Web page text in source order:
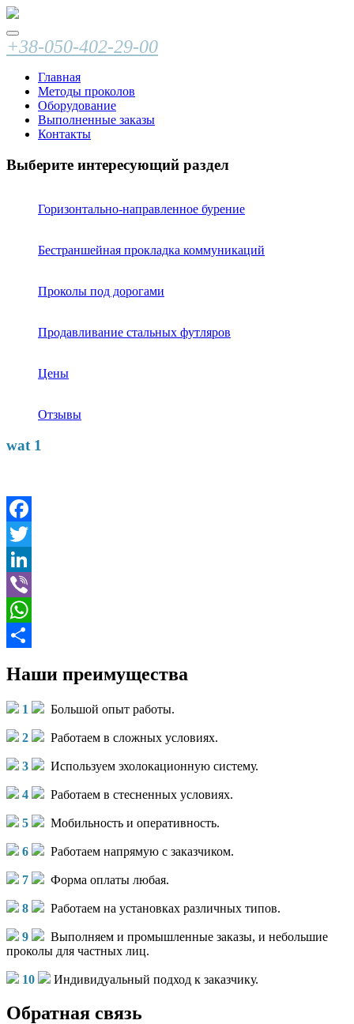
+38-050-402-29-00
Главная
Методы проколов
Оборудование
Выполненные заказы
Контакты
Выберите интересующий раздел
Горизонтально-направленное бурение
Бестраншейная прокладка коммуникаций
Проколы под дорогами
Продавливание стальных футляров
Цены
Отзывы
wat 1
Facebook
Twitter
LinkedIn
Viber
WhatsApp
Наши преимущества
1 Большой опыт работы.
2 Работаем в сложных условиях.
3 Используем эхолокационную систему.
4 Работаем в стесненных условиях.
5 Мобильность и оперативность.
6 Работаем напрямую с заказчиком.
7 Форма оплаты любая.
8 Работаем на установках различных типов.
9
Выполняем и промышленные заказы, и небольшие
проколы для частных лиц.
10 Индивидуальный подход к заказчику.
Обратная связь